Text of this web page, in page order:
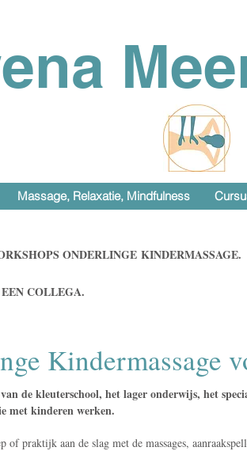
Massage, Relaxatie, Mindfulness
ONDERLINGE KINDERMASSAGE.
COLLEGA.
Kindermassage
de kleuterschool, het lager onderwijs, het
met kinderen werken.
praktijk aan de slag met de massages,